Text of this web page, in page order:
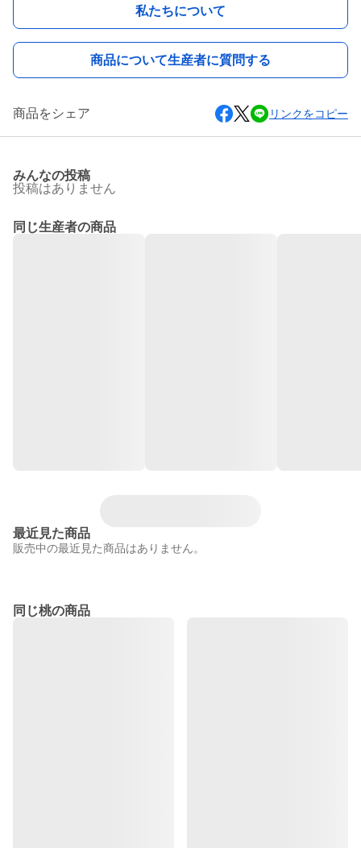
私たちについて
商品について生産者に質問する
商品をシェア リンクをコピー
みんなの投稿
投稿はありません
同じ生産者の商品
最近見た商品
販売中の最近見た商品はありません。
同じ桃の商品